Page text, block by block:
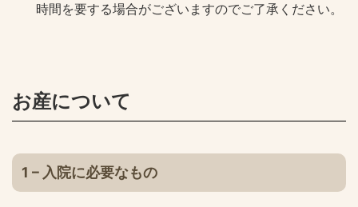
時間を要する場合がございますのでご了承ください。
お産について
1 – 入院に必要なもの